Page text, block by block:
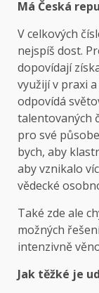
Má Česká
V celkových
nejspíš dost.
dopovídají
využijí v praxi
odpovídá
talentovaných
pro své
bych, aby
aby vznikalo
vědecké
Také zde ale
možných
intenzivně
Jak těžké je